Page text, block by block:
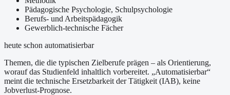
Pädagogische Psychologie, Schulpsychologie
Berufs- und Arbeitspädagogik
Gewerblich-technische Fächer
heute schon automatisierbar
Themen, die die typischen Zielberufe prägen – als Orientierung,
worauf das Studienfeld inhaltlich vorbereitet. „Automatisierbar“
meint die technische Ersetzbarkeit der Tätigkeit (IAB), keine
Jobverlust-Prognose.